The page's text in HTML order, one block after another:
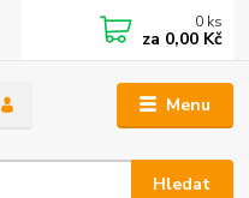
Menu
Hledat
0 ks
za 0,00 Kč